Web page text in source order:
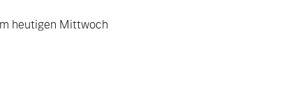
heutigen Mittwoch